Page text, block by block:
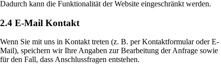
Dadurch kann die Funktionalität der Website eingeschränkt werden.
2.4 E-Mail Kontakt
Wenn Sie mit uns in Kontakt treten (z. B. per Kontaktformular oder E-
Mail), speichern wir Ihre Angaben zur Bearbeitung der Anfrage sowie
für den Fall, dass Anschlussfragen entstehen.